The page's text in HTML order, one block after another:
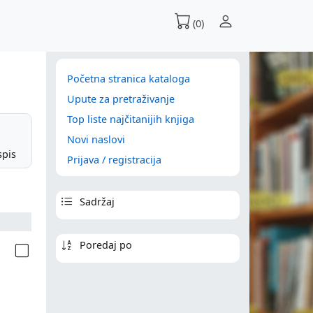
(0)
Početna stranica kataloga
Upute za pretraživanje
Top liste najčitanijih knjiga
Novi naslovi
Prijava / registracija
Sadržaj
Poredaj po